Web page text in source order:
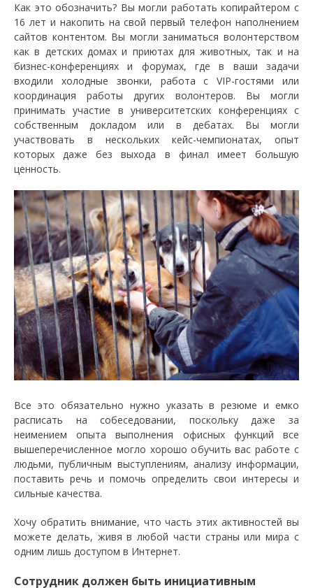
Как это обозначить? Вы могли работать копирайтером с
16 лет и накопить на свой первый телефон наполнением
сайтов контентом. Вы могли заниматься волонтерством
как в детских домах и приютах для животных, так и на
бизнес-конференциях и форумах, где в ваши задачи
входили холодные звонки, работа с VIP-гостями или
координация работы других волонтеров. Вы могли
принимать участие в университетских конференциях с
собственным докладом или в дебатах. Вы могли
участвовать в нескольких кейс-чемпионатах, опыт
которых даже без выхода в финал имеет большую
ценность.
Все это обязательно нужно указать в резюме и емко
расписать на собеседовании, поскольку даже за
неимением опыта выполнения офисных функций все
вышеперечисленное могло хорошо обучить вас работе с
людьми, публичным выступлениям, анализу информации,
поставить речь и помочь определить свои интересы и
сильные качества.
Хочу обратить внимание, что часть этих активностей вы
можете делать, живя в любой части страны или мира с
одним лишь доступом в Интернет.
Сотрудник должен быть инициативным